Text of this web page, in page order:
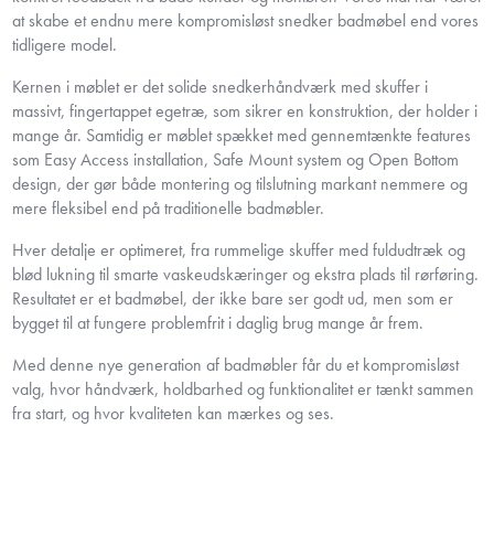
at skabe et endnu mere kompromisløst snedker badmøbel end vores
tidligere model.
Kernen i møblet er det solide snedkerhåndværk med skuffer i
massivt, fingertappet egetræ, som sikrer en konstruktion, der holder i
mange år. Samtidig er møblet spækket med gennemtænkte features
som Easy Access installation, Safe Mount system og Open Bottom
design, der gør både montering og tilslutning markant nemmere og
mere fleksibel end på traditionelle badmøbler.
Hver detalje er optimeret, fra rummelige skuffer med fuldudtræk og
blød lukning til smarte vaskeudskæringer og ekstra plads til rørføring.
Resultatet er et badmøbel, der ikke bare ser godt ud, men som er
bygget til at fungere problemfrit i daglig brug mange år frem.
Med denne nye generation af badmøbler får du et kompromisløst
valg, hvor håndværk, holdbarhed og funktionalitet er tænkt sammen
fra start, og hvor kvaliteten kan mærkes og ses.